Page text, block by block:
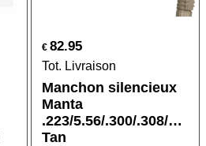
€ 82.95
Tot. Livraison
Manchon silencieux
Manta
.223/5.56/.300/.308/7.62
Tan